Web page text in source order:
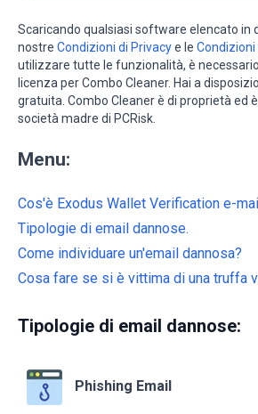
Scaricando qualsiasi software elencato in
nostre Condizioni di Privacye le
utilizzare tutte le funzionalità, è
licenza per Combo Cleaner. Hai a
gratuita. Combo Cleaner è di proprietà ed
società madre di PCRisk.
Menu:
Cos'è Exodus Wallet Verification e-
Tipologie di email dannose.
Come individuare un'email dannosa?
Cosa fare se si è vittima di una truffa
Tipologie di email dannose:
Phishing Email